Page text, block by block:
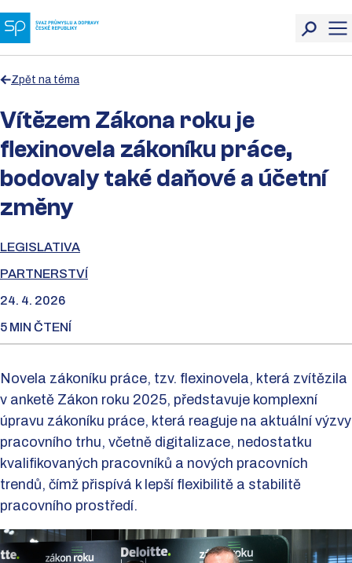
Zpět na téma
Vítězem Zákona roku je
flexinovela zákoníku práce,
bodovaly také daňové a účetní
změny
LEGISLATIVA
PARTNERSTVÍ
24. 4. 2026
5 MIN ČTENÍ
Novela zákoníku práce, tzv. flexinovela, která zvítězila
v anketě Zákon roku 2025, představuje komplexní
úpravu zákoníku práce, která reaguje na aktuální výzvy
pracovního trhu, včetně digitalizace, nedostatku
kvalifikovaných pracovníků a nových pracovních
trendů, čímž přispívá k lepší flexibilitě a stabilitě
pracovního prostředí.